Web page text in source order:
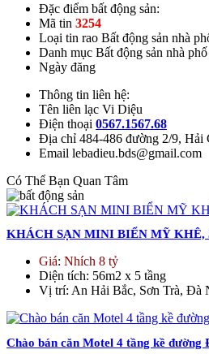
Đặc điểm bất động sản:
Mã tin 3254
Loại tin rao Bất động sản nhà
Danh mục Bất động sản nhà
Ngày đăng
Thông tin liên hệ:
Tên liên lạc Vi Diệu
Điện thoại 0567.1567.68
Địa chỉ 484-486 đường 2/9, Hải
Email lebadieu.bds@gmail.com
Có Thể Bạn Quan Tâm
KHÁCH SẠN MINI BIỂN MỸ KHÊ,
Giá: Nhích 8 tỷ
Diện tích: 56m2 x 5 tầng
Vị trí: An Hải Bắc, Sơn Trà, Đà
Chào bán căn Motel 4 tầng kề